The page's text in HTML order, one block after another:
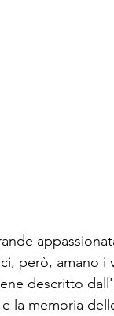
però, amano i
descritto
la memoria